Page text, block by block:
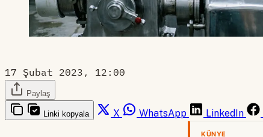
17 Şubat 2023, 12:00
Paylaş
Linki kopyala X WhatsApp LinkedIn
KÜNYE